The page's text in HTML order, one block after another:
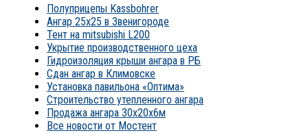
Полуприцепы Kassbohrer
Ангар 25х25 в Звенигороде
Тент на mitsubishi L200
Укрытие производственного цеха
Гидроизоляция крыши ангара в РБ
Сдан ангар в Климовске
Установка павильона «Оптима»
Строительство утепленного ангара
Продажа ангара 30х20х6м
Все новости от Мостент